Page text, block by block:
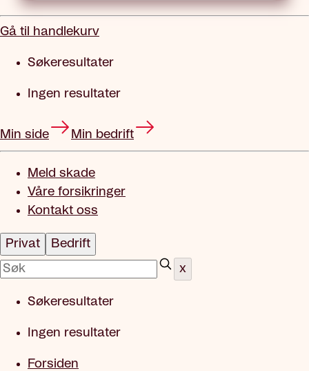
Gå til handlekurv
Søkeresultater
Ingen resultater
Min side Min bedrift
Meld skade
Våre forsikringer
Kontakt oss
Privat
Bedrift
x
Søkeresultater
Ingen resultater
Forsiden